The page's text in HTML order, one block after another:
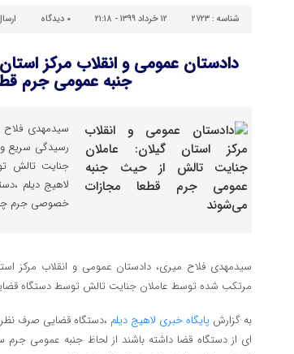
شناسه : ۲۷۲۳ ۱۲ خرداد ۱۳۹۹ - ۲۱:۱۸ ۰ دیدگاه
دادستان عمومی و انقلاب مرکز
جنبه عمومی جرم
سیدمهدی فلاح
رسیدگی سریع
جنایت تالش
لاهیج دیلم
خصوصی جرم چه
سیدمهدی فلاح میری، دادستان عمومی و انقلاب مرکز
مرتکب شده توسط عاملان جنایت تالش توسط دستگاه
به گزارشپایگاه خبری لاهیج دیلم ،دستگاه قضایی صرف
ای از دستگاه قضا داشته باشند از لحاظ جنبه عمومی